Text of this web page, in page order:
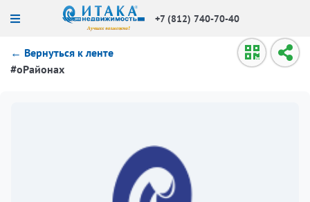
+7 (812) 740-70-40
← Вернуться к ленте
#оРайонах